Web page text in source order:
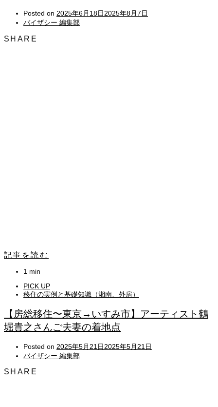
Posted on 2025年6月18日2025年8月7日
バイザシー 編集部
SHARE
記事を読む
1 min
PICK UP
移住の実例と基礎知識（湘南、外房）
【房総移住〜東京→いすみ市】アーティスト鶴
堀貴之さんご夫妻の着地点
Posted on 2025年5月21日2025年5月21日
バイザシー 編集部
SHARE